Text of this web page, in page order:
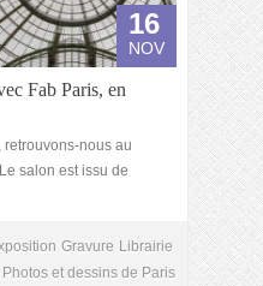
16
NOV
Fab Paris, en
retrouvons-nous au
salon est issu de
Gravure Librairie
Photos et dessins de Paris